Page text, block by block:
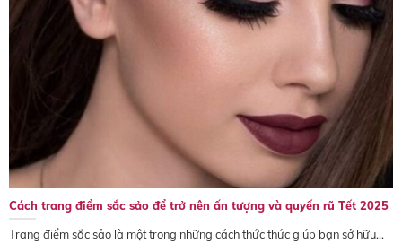
Cách trang điểm sắc sảo để trở nên ấn tượng và quyến rũ Tết 2025
Trang điểm sắc sảo là một trong những cách thức thức giúp bạn sở hữu...